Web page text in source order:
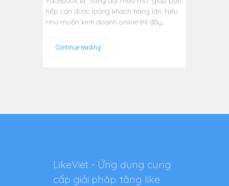
tiếp cận được lượng khách hàng lớn. Nếu
như muốn kinh doanh online thì đây…
Continue reading
LikeViet - Ứng dụng cung
cấp giải pháp: tăng like